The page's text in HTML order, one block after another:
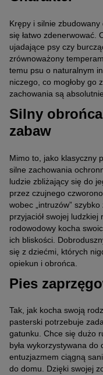
Krępy i silnie
się łatwo zdenerwować.
ujadające psy czy
zrównoważony
temu psu o naturalnym
niczego, co mogłoby go
zachowania są
Silny
zabaw
Mimo to, jako klasyczny
silne zachowania
ludzie zbliżający się do
przez czujnego
wobec „intruzów”
przyjaciół swojej
rodowodowy kocha
ich bliskości.
się z dziećmi, których
opiekun i obrońca.
Pies
Tak, jak kocha swoją
pasterski potrzebuje
gatunku. Chce się dużo
była wykorzystywana
entuzjazmem ciągną
do domu. Dzięki swojej